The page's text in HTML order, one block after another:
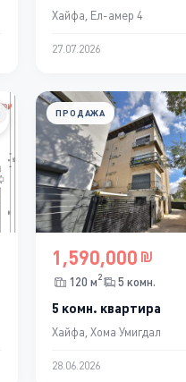
Хайфа, Ел-амер 4
27.07.2026
ПРОДАЖА
1,590,000
120 м2 5 комн.
5 комн. квартира
Хайфа, Хома Умигдал
28.06.2026